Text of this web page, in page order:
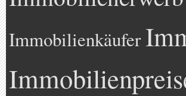
Immobilienkäufer